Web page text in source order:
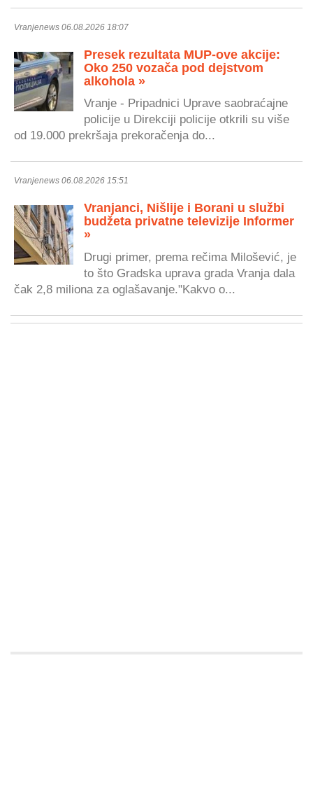
Vranjenews 06.08.2026 18:07
Presek rezultata MUP-ove akcije:
Oko 250 vozača pod dejstvom
alkohola »
Vranje - Pripadnici Uprave saobraćajne
policije u Direkciji policije otkrili su više
od 19.000 prekršaja prekoračenja do...
Vranjenews 06.08.2026 15:51
Vranjanci, Nišlije i Borani u službi
budžeta privatne televizije Informer
»
Drugi primer, prema rečima Milošević, je
to što Gradska uprava grada Vranja dala
čak 2,8 miliona za oglašavanje."Kakvo o...